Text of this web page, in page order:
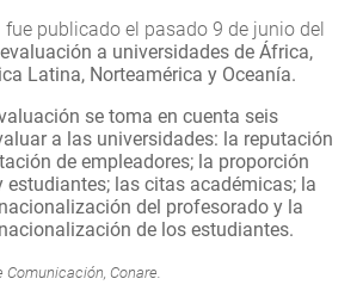
fue publicado el pasado 9 de junio del
a universidades de África,
Latina, Norteamérica y Oceanía.
se toma en cuenta seis
a las universidades: la reputación
de empleadores; la proporción
estudiantes; las citas académicas; la
del profesorado y la
de los estudiantes.
Conare.